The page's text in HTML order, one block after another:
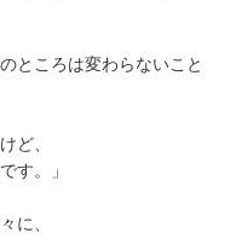
ところは変わらないこと
ど、
す。」
に、